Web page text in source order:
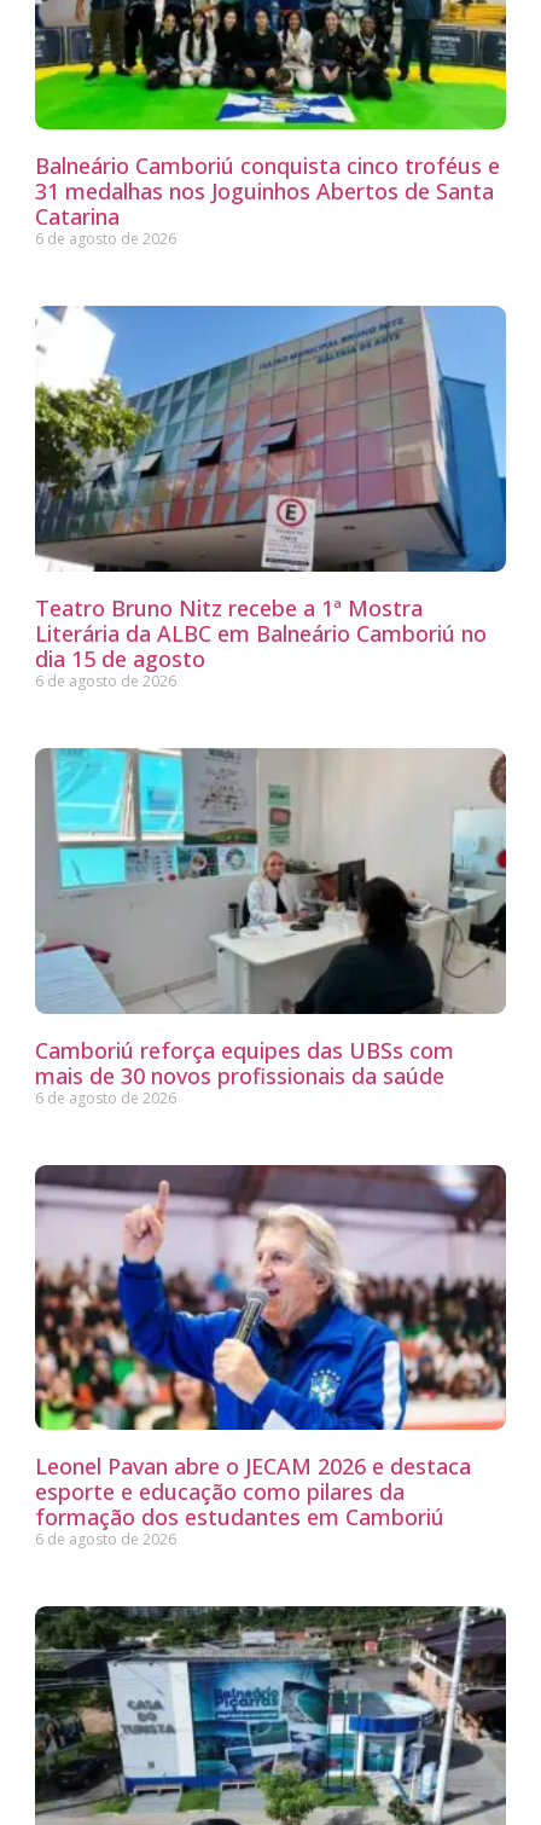
Balneário Camboriú conquista cinco troféus e
31 medalhas nos Joguinhos Abertos de Santa
Catarina
6 de agosto de 2026
Teatro Bruno Nitz recebe a 1ª Mostra
Literária da ALBC em Balneário Camboriú no
dia 15 de agosto
6 de agosto de 2026
Camboriú reforça equipes das UBSs com
mais de 30 novos profissionais da saúde
6 de agosto de 2026
Leonel Pavan abre o JECAM 2026 e destaca
esporte e educação como pilares da
formação dos estudantes em Camboriú
6 de agosto de 2026